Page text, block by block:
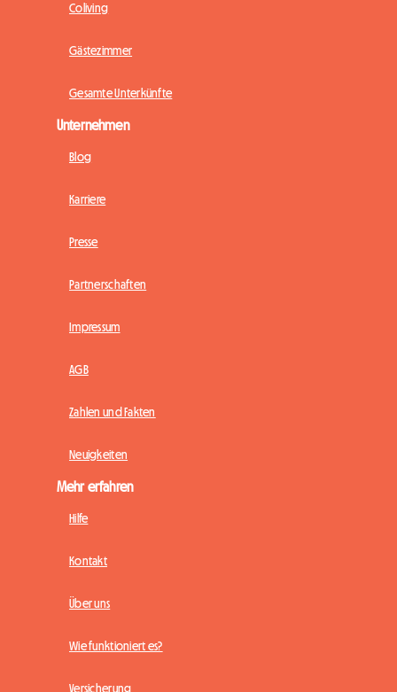
Coliving
Gästezimmer
Gesamte Unterkünfte
Unternehmen
Blog
Karriere
Presse
Partnerschaften
Impressum
AGB
Zahlen und Fakten
Neuigkeiten
Mehr erfahren
Hilfe
Kontakt
Über uns
Wie funktioniert es?
Versicherung